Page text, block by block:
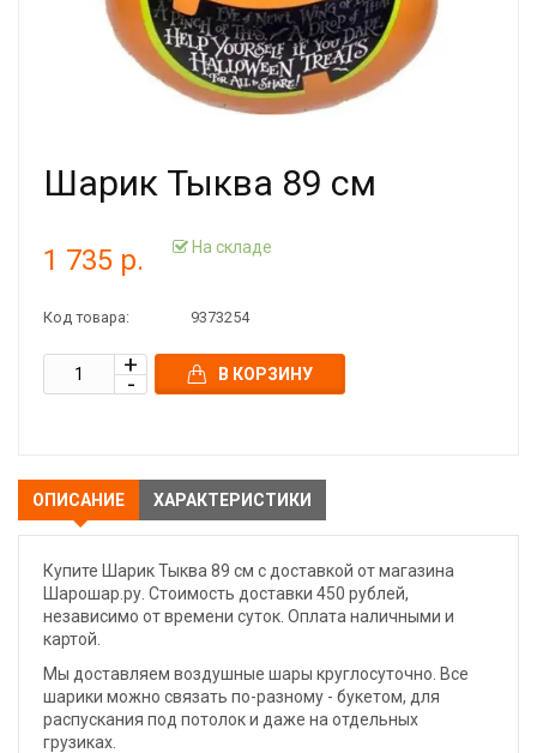
Шарик Тыква 89 см
1 735 р. На складе
Код товара: 9373254
В КОРЗИНУ
ОПИСАНИЕ ХАРАКТЕРИСТИКИ
Купите Шарик Тыква 89 см с доставкой от магазина
Шарошар.ру. Стоимость доставки 450 рублей,
независимо от времени суток. Оплата наличными и
картой.
Мы доставляем воздушные шары круглосуточно. Все
шарики можно связать по-разному - букетом, для
распускания под потолок и даже на отдельных
грузиках.